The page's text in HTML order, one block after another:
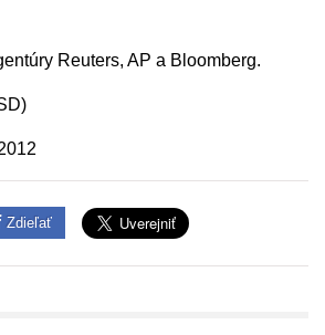
Reuters, AP a Bloomberg.
Zdieľať